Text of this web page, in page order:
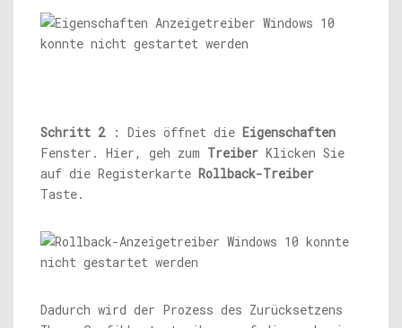
Schritt 2: Dies öffnet die Eigenschaften
Fenster. Hier, geh zum Treiber Klicken Sie
auf die Registerkarte Rollback-Treiber
Taste.
Dadurch wird der Prozess des Zurücksetzens